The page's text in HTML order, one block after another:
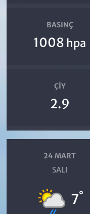
BASINÇ
1008 hpa
ÇIY
2.9
24 MART
SALI
7°